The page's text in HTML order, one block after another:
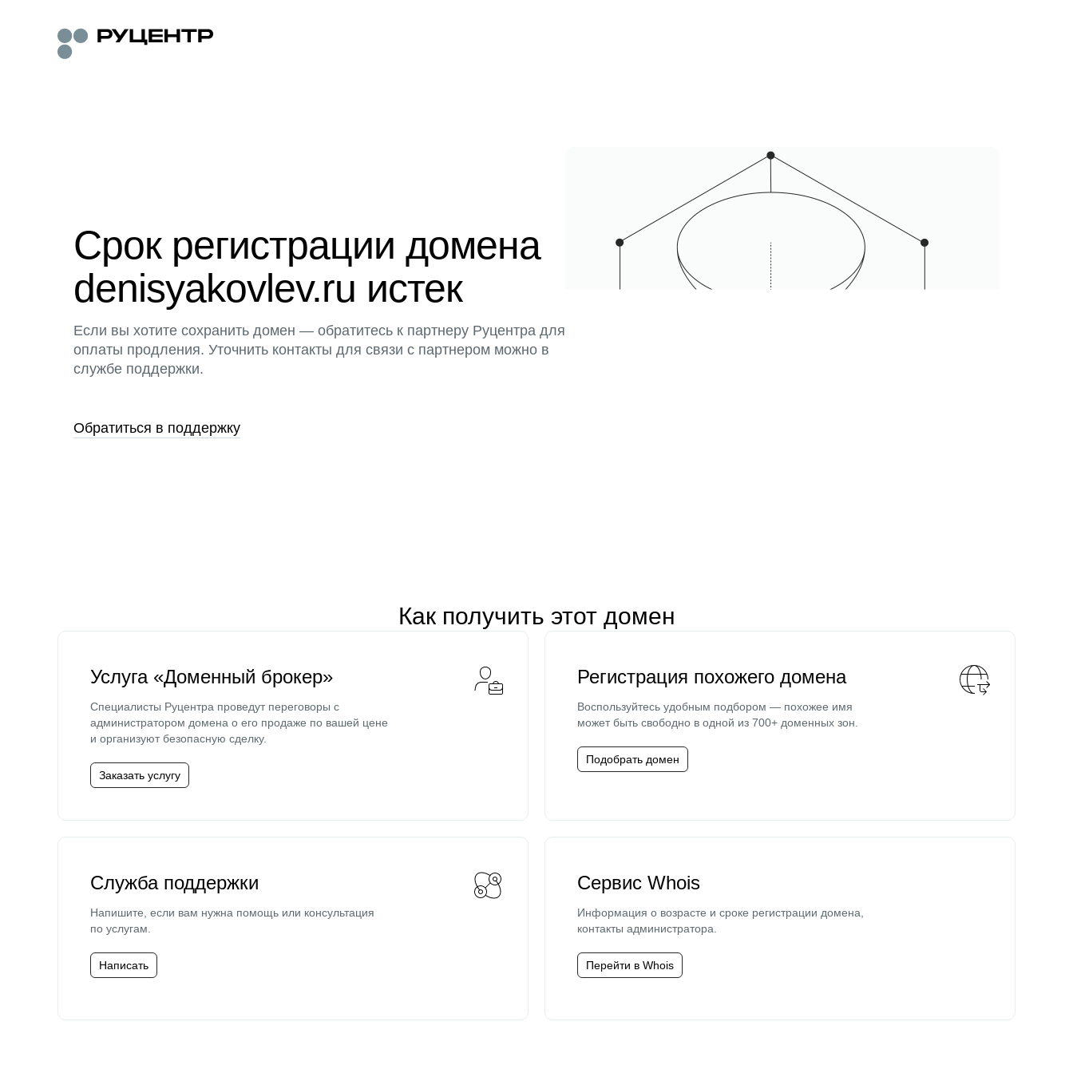
Срок регистрации домена
denisyakovlev.ru истек
Если вы хотите сохранить домен — обратитесь к партнеру Руцентра для
оплаты продления. Уточнить контакты для связи с партнером можно в
службе поддержки.
Обратиться в поддержку
Как получить этот домен
Услуга «Доменный брокер»
Специалисты Руцентра проведут переговоры с
администратором домена о его продаже по вашей цене
и организуют безопасную сделку.
Заказать услугу
Регистрация похожего домена
Воспользуйтесь удобным подбором — похожее имя
может быть свободно в одной из 700+ доменных зон.
Подобрать домен
Служба поддержки
Напишите, если вам нужна помощь или консультация
по услугам.
Написать
Сервис Whois
Информация о возрасте и сроке регистрации домена,
контакты администратора.
Перейти в Whois